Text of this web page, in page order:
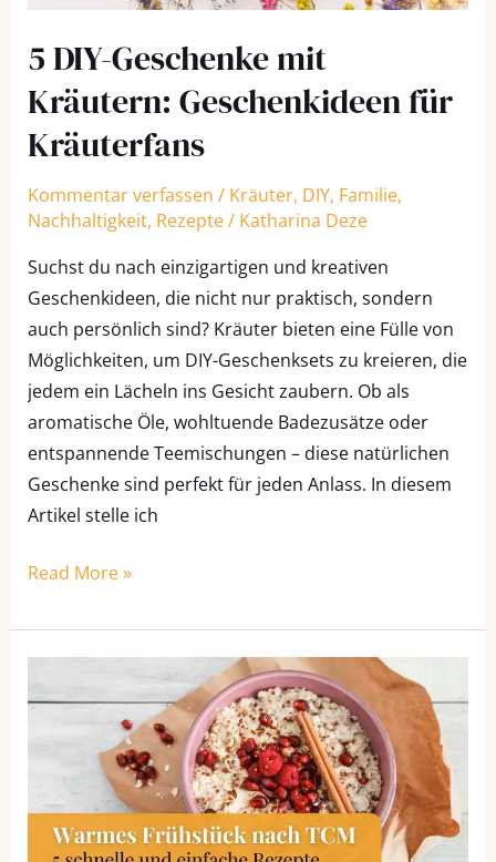
5 DIY-Geschenke mit
Kräutern: Geschenkideen für
Kräuterfans
Kommentar verfassen / Kräuter, DIY, Familie,
Nachhaltigkeit, Rezepte/ Katharina Deze
Suchst du nach einzigartigen und kreativen
Geschenkideen, die nicht nur praktisch, sondern
auch persönlich sind? Kräuter bieten eine Fülle von
Möglichkeiten, um DIY-Geschenksets zu kreieren, die
jedem ein Lächeln ins Gesicht zaubern. Ob als
aromatische Öle, wohltuende Badezusätze oder
entspannende Teemischungen – diese natürlichen
Geschenke sind perfekt für jeden Anlass. In diesem
Artikel stelle ich
Read More »
Frühstück
schnelle